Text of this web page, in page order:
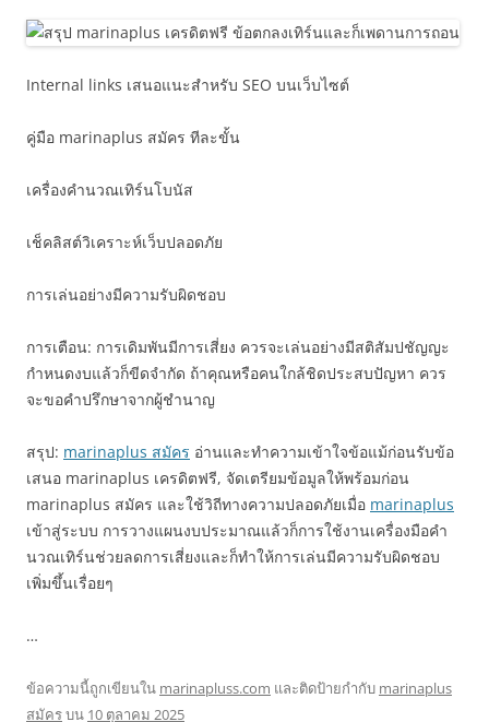
Internal links เสนอแนะสำหรับ SEO บนเว็บไซต์
คู่มือ marinaplus สมัคร ทีละขั้น
เครื่องคำนวณเทิร์นโบนัส
เช็คลิสต์วิเคราะห์เว็บปลอดภัย
การเล่นอย่างมีความรับผิดชอบ
การเตือน: การเดิมพันมีการเสี่ยง ควรจะเล่นอย่างมีสติสัมปชัญญะ
กำหนดงบแล้วก็ขีดจำกัด ถ้าคุณหรือคนใกล้ชิดประสบปัญหา ควร
จะขอคำปรึกษาจากผู้ชำนาญ
สรุป: marinaplus สมัคร อ่านและทำความเข้าใจข้อแม้ก่อนรับข้อ
เสนอ marinaplus เครดิตฟรี, จัดเตรียมข้อมูลให้พร้อมก่อน
marinaplus สมัคร และใช้วิถีทางความปลอดภัยเมื่อ marinaplus
เข้าสู่ระบบ การวางแผนงบประมาณแล้วก็การใช้งานเครื่องมือคำ
นวณเทิร์นช่วยลดการเสี่ยงและก็ทำให้การเล่นมีความรับผิดชอบ
เพิ่มขึ้นเรื่อยๆ
…
ข้อความนี้ถูกเขียนใน marinapluss.com และติดป้ายกำกับ marinaplus
สมัครบน 10 ตุลาคม 2025